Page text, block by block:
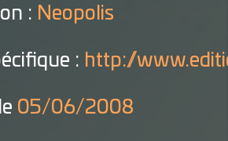
: Neopolis
: http://
05/06/2008